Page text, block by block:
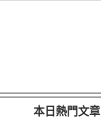
本日熱門文章